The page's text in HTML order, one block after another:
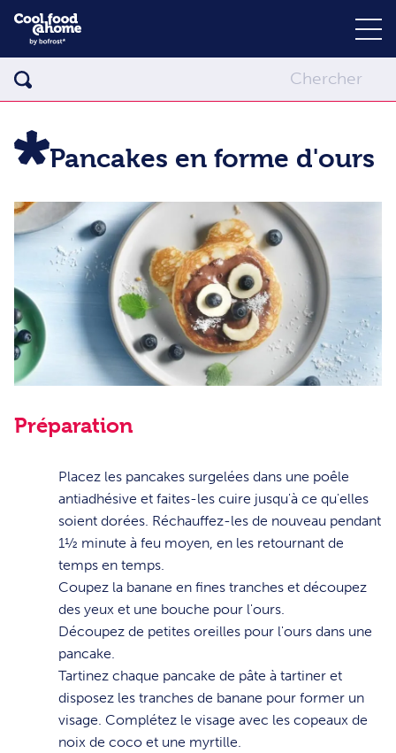
Pancakes en forme d'ours
Préparation
Placez les pancakes surgelées dans une poêle
antiadhésive et faites-les cuire jusqu'à ce qu'elles
soient dorées. Réchauffez-les de nouveau pendant
1½ minute à feu moyen, en les retournant de
temps en temps.
Coupez la banane en fines tranches et découpez
des yeux et une bouche pour l'ours.
Découpez de petites oreilles pour l'ours dans une
pancake.
Tartinez chaque pancake de pâte à tartiner et
disposez les tranches de banane pour former un
visage. Complétez le visage avec les copeaux de
noix de coco et une myrtille.